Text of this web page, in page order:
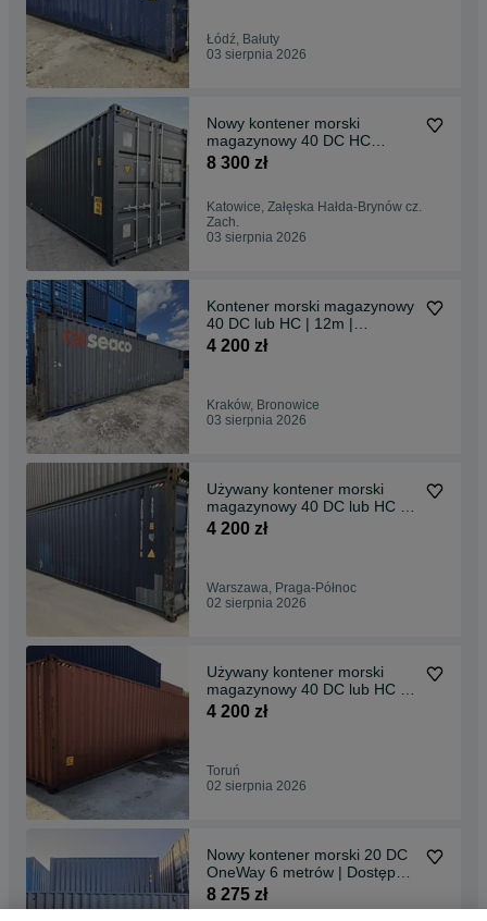
Łódź, Bałuty
03 sierpnia 2026
Nowy kontener morski
magazynowy 40 DC HC
OneWay | Dostępne w
8 300 zł
Katowice, Załęska Hałda-Brynów cz.
Zach.
03 sierpnia 2026
Kontener morski magazynowy
40 DC lub HC | 12m |
Dostępne od ręki! |
4 200 zł
Kraków, Bronowice
03 sierpnia 2026
Używany kontener morski
magazynowy 40 DC lub HC |
12m | super stan
4 200 zł
Warszawa, Praga-Północ
02 sierpnia 2026
Używany kontener morski
magazynowy 40 DC lub HC |
12 metrów
4 200 zł
Toruń
02 sierpnia 2026
Nowy kontener morski 20 DC
OneWay 6 metrów | Dostępne
od ręki
8 275 zł